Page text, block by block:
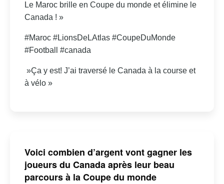
Le Maroc brille en Coupe du monde et élimine le
Canada ! »
#Maroc #LionsDeLAtlas #CoupeDuMonde
#Football #canada
»Ça y est! J’ai traversé le Canada à la course et
à vélo »
Voici combien d’argent vont gagner les
joueurs du Canada après leur beau
parcours à la Coupe du monde